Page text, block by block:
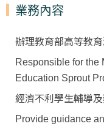
業務內容
辦理教育部高等教
Responsible for the
Education Sprout
經濟不利學生輔導
Provide guidance